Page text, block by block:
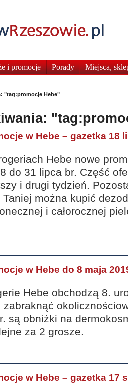
i promocje Porady Miejsca,
"tag:promocje Hebe"
w Hebe – gazetka 18
Hebe nowe
do 31 lipca br. Część
i drugi tydzień.
można kupić
i całorocznej
w Hebe do 8 maja
Hebe obchodzą 8.
zabraknąć
są obniżki na
za 2 grosze.
w Hebe – gazetka 17